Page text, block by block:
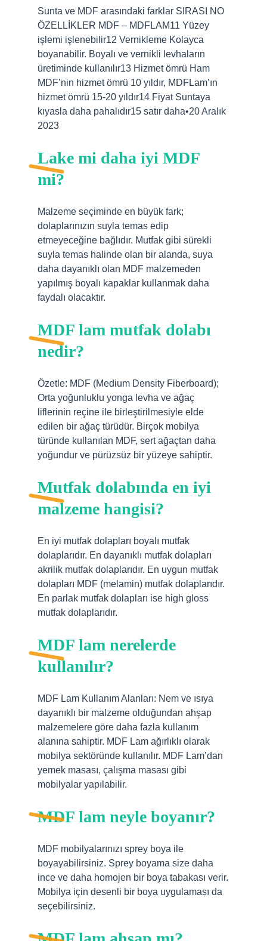
Sunta ve MDF arasındaki farklar SIRASI NO
ÖZELLİKLER MDF – MDFLAM11 Yüzey
işlemi işlenebilir12 Vernikleme Kolayca
boyanabilir. Boyalı ve vernikli levhaların
üretiminde kullanılır13 Hizmet ömrü Ham
MDF’nin hizmet ömrü 10 yıldır, MDFLam’ın
hizmet ömrü 15-20 yıldır14 Fiyat Suntaya
kıyasla daha pahalıdır15 satır daha•20 Aralık
2023
Lake mi daha iyi MDF
mi?
Malzeme seçiminde en büyük fark;
dolaplarınızın suyla temas edip
etmeyeceğine bağlıdır. Mutfak gibi sürekli
suyla temas halinde olan bir alanda, suya
daha dayanıklı olan MDF malzemeden
yapılmış boyalı kapaklar kullanmak daha
faydalı olacaktır.
MDF lam mutfak dolabı
nedir?
Özetle: MDF (Medium Density Fiberboard);
Orta yoğunluklu yonga levha ve ağaç
liflerinin reçine ile birleştirilmesiyle elde
edilen bir ağaç türüdür. Birçok mobilya
türünde kullanılan MDF, sert ağaçtan daha
yoğundur ve pürüzsüz bir yüzeye sahiptir.
Mutfak dolabında en iyi
malzeme hangisi?
En iyi mutfak dolapları boyalı mutfak
dolaplarıdır. En dayanıklı mutfak dolapları
akrilik mutfak dolaplarıdır. En uygun mutfak
dolapları MDF (melamin) mutfak dolaplarıdır.
En parlak mutfak dolapları ise high gloss
mutfak dolaplarıdır.
MDF lam nerelerde
kullanılır?
MDF Lam Kullanım Alanları: Nem ve ısıya
dayanıklı bir malzeme olduğundan ahşap
malzemelere göre daha fazla kullanım
alanına sahiptir. MDF Lam ağırlıklı olarak
mobilya sektöründe kullanılır. MDF Lam’dan
yemek masası, çalışma masası gibi
mobilyalar yapılabilir.
MDF lam neyle boyanır?
MDF mobilyalarınızı sprey boya ile
boyayabilirsiniz. Sprey boyama size daha
ince ve daha homojen bir boya tabakası verir.
Mobilya için desenli bir boya uygulaması da
seçebilirsiniz.